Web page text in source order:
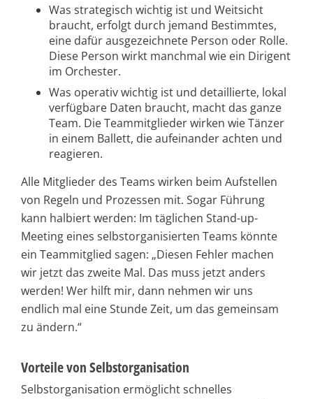
Was strategisch wichtig ist und Weitsicht
braucht, erfolgt durch jemand Bestimmtes,
eine dafür ausgezeichnete Person oder Rolle.
Diese Person wirkt manchmal wie ein Dirigent
im Orchester.
Was operativ wichtig ist und detaillierte, lokal
verfügbare Daten braucht, macht das ganze
Team. Die Teammitglieder wirken wie Tänzer
in einem Ballett, die aufeinander achten und
reagieren.
Alle Mitglieder des Teams wirken beim Aufstellen
von Regeln und Prozessen mit. Sogar Führung
kann halbiert werden: Im täglichen Stand-up-
Meeting eines selbstorganisierten Teams könnte
ein Teammitglied sagen: „Diesen Fehler machen
wir jetzt das zweite Mal. Das muss jetzt anders
werden! Wer hilft mir, dann nehmen wir uns
endlich mal eine Stunde Zeit, um das gemeinsam
zu ändern.“
Vorteile von Selbstorganisation
Selbstorganisation ermöglicht schnelles